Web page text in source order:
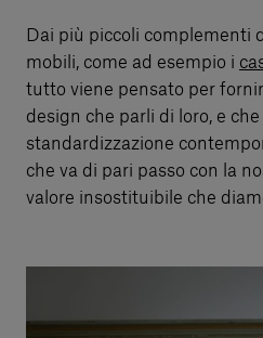
Dai più piccoli complementi
mobili, come ad esempio i
tutto viene pensato per
design che parli di loro, e
standardizzazione
che va di pari passo con la
valore insostituibile che